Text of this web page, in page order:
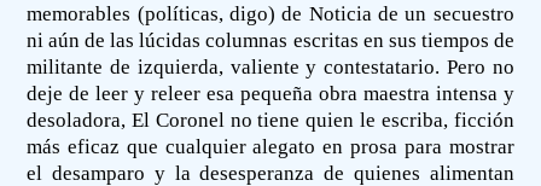
memorables (políticas, digo) de Noticia de un secuestro
ni aún de las lúcidas columnas escritas en sus tiempos de
militante de izquierda, valiente y contestatario. Pero no
deje de leer y releer esa pequeña obra maestra intensa y
desoladora, El Coronel no tiene quien le escriba, ficción
más eficaz que cualquier alegato en prosa para mostrar
el desamparo y la desesperanza de quienes alimentan